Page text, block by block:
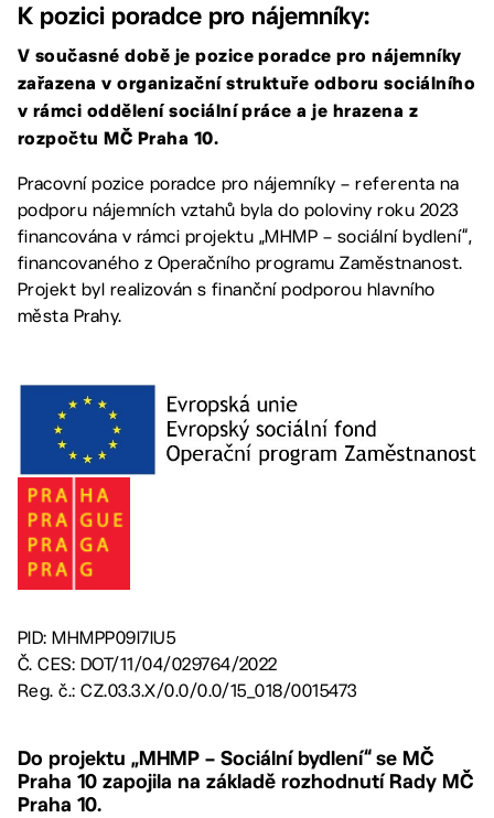
K pozici poradce pro nájemníky:
V současné době je pozice poradce pro nájemníky
zařazena v organizační struktuře odboru sociálního
v rámci oddělení sociální práce a je hrazena z
rozpočtu MČ Praha 10.
Pracovní pozice poradce pro nájemníky – referenta na
podporu nájemních vztahů byla do poloviny roku 2023
financována v rámci projektu „MHMP – sociální bydlení“,
financovaného z Operačního programu Zaměstnanost.
Projekt byl realizován s finanční podporou hlavního
města Prahy.
PID: MHMPP09I7IU5
Č. CES: DOT/11/04/029764/2022
Reg. č.: CZ.03.3.X/0.0/0.0/15_018/0015473
Do projektu „MHMP – Sociální bydlení“ se MČ
Praha 10 zapojila na základě rozhodnutí Rady MČ
Praha 10.